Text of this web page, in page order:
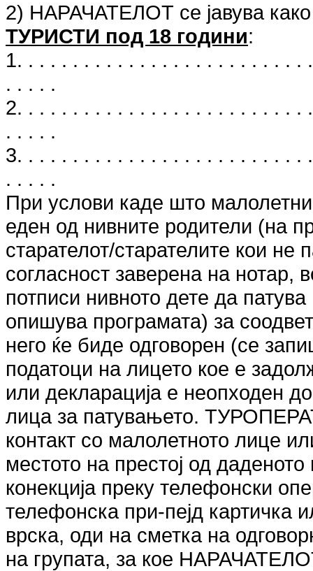
2) НАРАЧАТЕЛОТ се јавува
ТУРИСТИ под 18 години:
1. . . . . . . . . . . . . . . . . . . . . . . . .
. . . . .
2. . . . . . . . . . . . . . . . . . . . . . . . .
. . . . .
3. . . . . . . . . . . . . . . . . . . . . . . . .
. . . . .
При услови каде што
еден од нивните родители (на
старателот/старателите кои не
согласност заверена на нотар,
потписи нивното дете да
опишува програмата) за
него ќе биде одговорен (се
податоци на лицето кое е
или декларација е неопходен
лица за патувањето.
контакт со малолетното лице
местото на престој од
конекција преку телефонски
телефонска при-пејд картичка
врска, оди на сметка на
на групата, за кое